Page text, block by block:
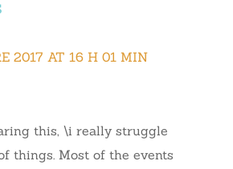
2017 AT 16 H 01 MIN
this, \i really struggle
things. Most of the events